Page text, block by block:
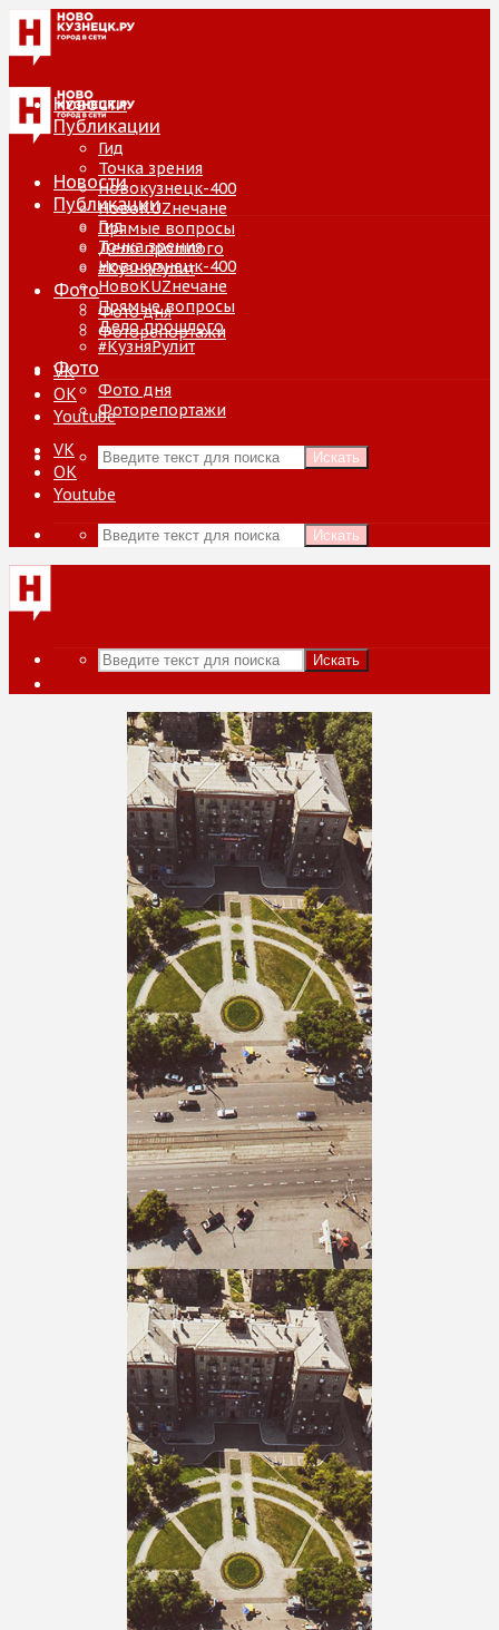
Новости
Публикации
Гид
Точка зрения
Новокузнецк-400
НовоKUZнечане
Прямые вопросы
Дело прошлого
#КузняРулит
Фото
Фото дня
Фоторепортажи
VK
ОК
Youtube
Искать
Новости
Публикации
Гид
Точка зрения
Новокузнецк-400
НовоKUZнечане
Прямые вопросы
Дело прошлого
#КузняРулит
Фото
Фото дня
Фоторепортажи
VK
ОК
Youtube
Искать
Искать